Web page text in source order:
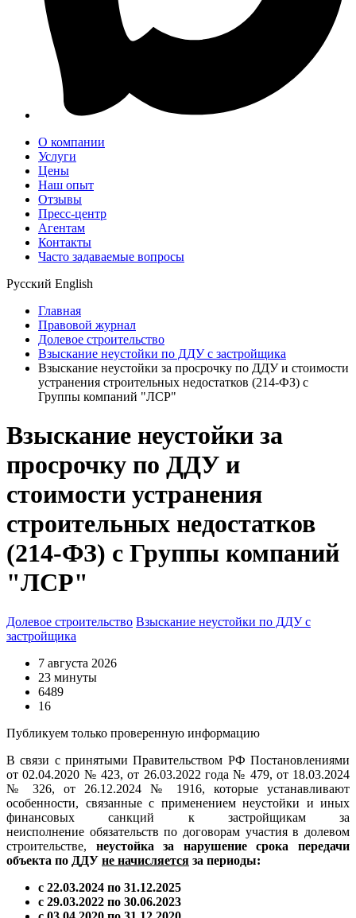
О компании
Услуги
Цены
Наш опыт
Отзывы
Пресс-центр
Агентам
Контакты
Часто задаваемые вопросы
Русский English
Главная
Правовой журнал
Долевое строительство
Взыскание неустойки по ДДУ с застройщика
Взыскание неустойки за просрочку по ДДУ и стоимости
устранения строительных недостатков (214-ФЗ) с
Группы компаний "ЛСР"
Взыскание неустойки за
просрочку по ДДУ и
стоимости устранения
строительных недостатков
(214-ФЗ) с Группы компаний
"ЛСР"
Долевое строительство Взыскание неустойки по ДДУ с
застройщика
7 августа 2026
23 минуты
6489
16
Публикуем только проверенную информацию
В связи с принятыми Правительством РФ Постановлениями
от 02.04.2020 № 423, от 26.03.2022 года № 479, от 18.03.2024
№ 326, от 26.12.2024 № 1916, которые устанавливают
особенности, связанные с применением неустойки и иных
финансовых санкций к застройщикам за
неисполнение обязательств по договорам участия в долевом
строительстве, неустойка за нарушение срока передачи
объекта по ДДУ не начисляется за периоды:
с 22.03.2024 по 31.12.2025
с 29.03.2022 по 30.06.2023